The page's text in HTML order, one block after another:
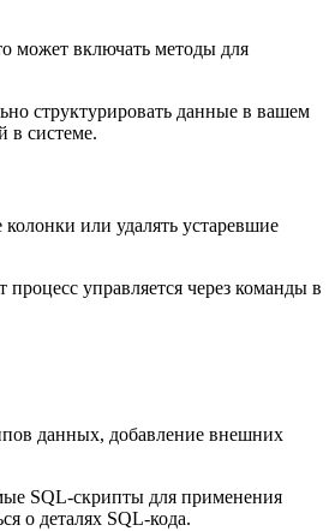
может включать методы для
структурировать данные в вашем
в системе.
или удалять устаревшие
управляется через команды в
данных, добавление внешних
SQL-скрипты для применения
о деталях SQL-кода.